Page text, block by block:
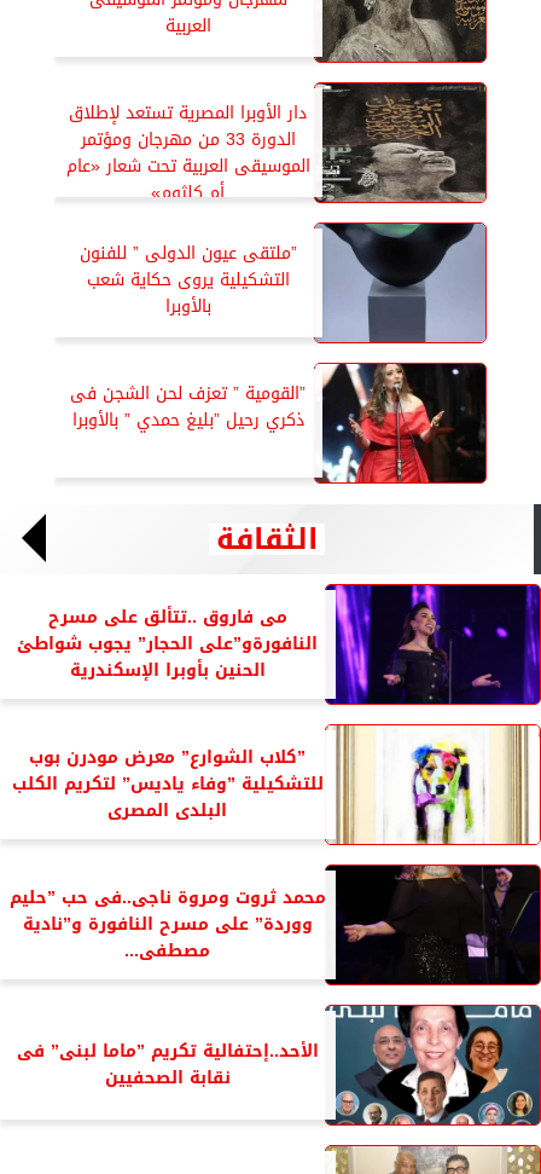
العربية
دار الأوبرا المصرية تستعد لإطلاق
الدورة 33 من مهرجان ومؤتمر
الموسيقى العربية تحت شعار «عام
أم كلثوم»
”ملتقى عيون الدولى ” للفنون
التشكيلية يروى حكاية شعب
بالأوبرا
”القومية ” تعزف لحن الشجن فى
ذكري رحيل ”بليغ حمدي ” بالأوبرا
الثقافة
مى فاروق ..تتألق على مسرح
النافورةو”على الحجار” يجوب شواطئ
الحنين بأوبرا الإسكندرية
”كلاب الشوارع” معرض مودرن بوب
للتشكيلية ”وفاء ياديس” لتكريم الكلب
البلدى المصرى
محمد ثروت ومروة ناجى..فى حب ”حليم
ووردة” على مسرح النافورة و”نادية
مصطفى...
الأحد..إحتفالية تكريم ”ماما لبنى” فى
نقابة الصحفيين